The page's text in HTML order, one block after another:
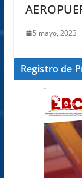
5 mayo, 2023
Registro de